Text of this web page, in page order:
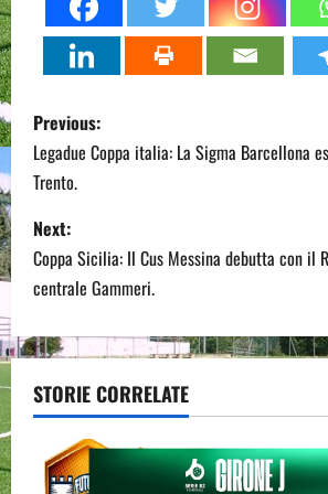
P
o
s
t
n
a
v
g
Previous:
Legadue Coppa italia: La Sigma Barcellona
Trento.
Next:
Coppa Sicilia: Il Cus Messina debutta con il
centrale Gammeri.
STORIE CORRELATE